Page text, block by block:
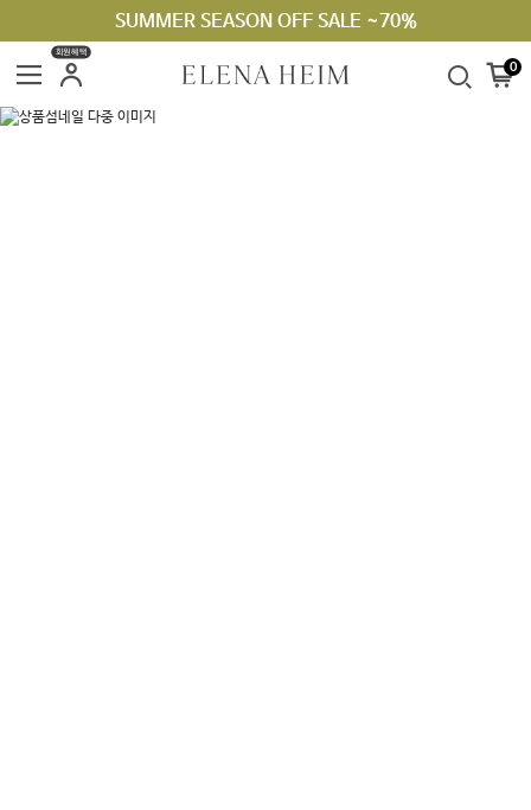
SUMMER SEASON OFF SALE ~70%
라지킹 구매 안내
회원혜택
0